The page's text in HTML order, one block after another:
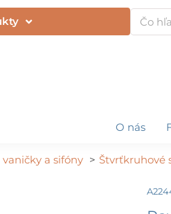
O nás
vaničky a sifóny Štvrťkruhové